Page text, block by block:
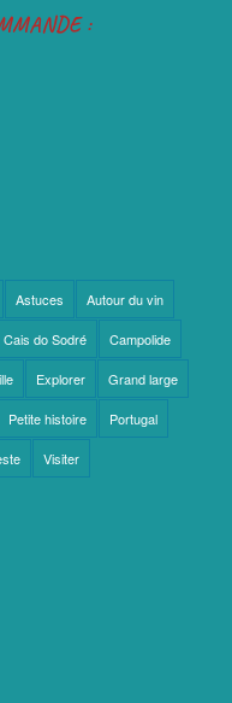
:
Astuces Autour du vin
Cais do Sodré Campolide
Explorer Grand large
Petite histoire Portugal
Visiter